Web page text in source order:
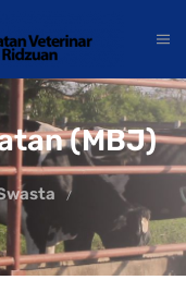
(MBJ)